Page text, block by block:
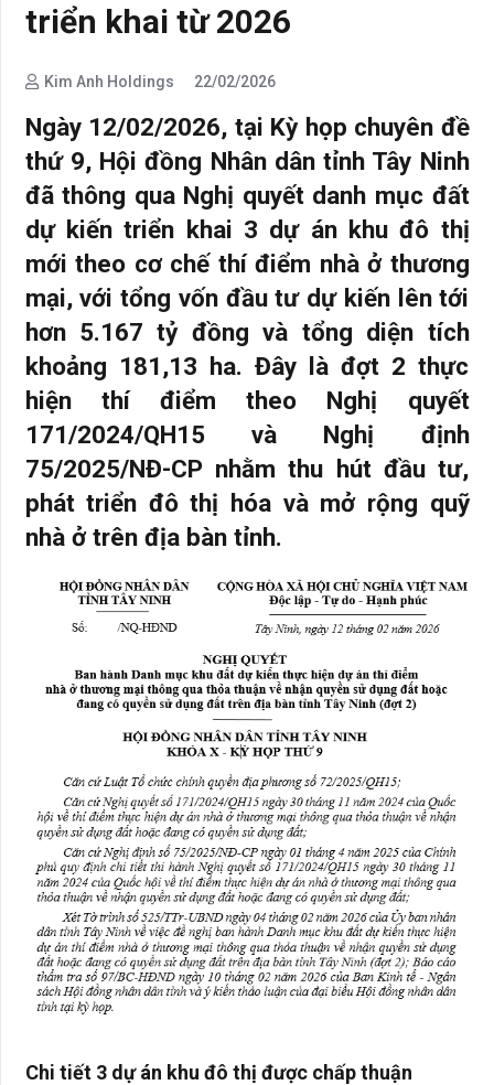
triển khai từ 2026
Kim Anh Holdings 22/02/2026
Ngày 12/02/2026, tại Kỳ họp chuyên đề
thứ 9, Hội đồng Nhân dân tỉnh Tây Ninh
đã thông qua Nghị quyết danh mục đất
dự kiến triển khai 3 dự án khu đô thị
mới theo cơ chế thí điểm nhà ở thương
mại, với tổng vốn đầu tư dự kiến lên tới
hơn 5.167 tỷ đồng và tổng diện tích
khoảng 181,13 ha. Đây là đợt 2 thực
hiện thí điểm theo Nghị quyết
171/2024/QH15 và Nghị định
75/2025/NĐ-CP nhằm thu hút đầu tư,
phát triển đô thị hóa và mở rộng quỹ
nhà ở trên địa bàn tỉnh.
Chi tiết 3 dự án khu đô thị được chấp thuận